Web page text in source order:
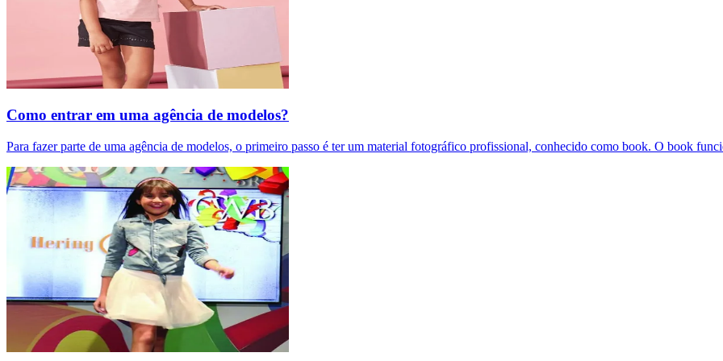
Como entrar em uma agência de modelos?
Para fazer parte de uma agência de modelos, o primeiro passo é ter um material fotográfico profissional, conhecido como book. O book